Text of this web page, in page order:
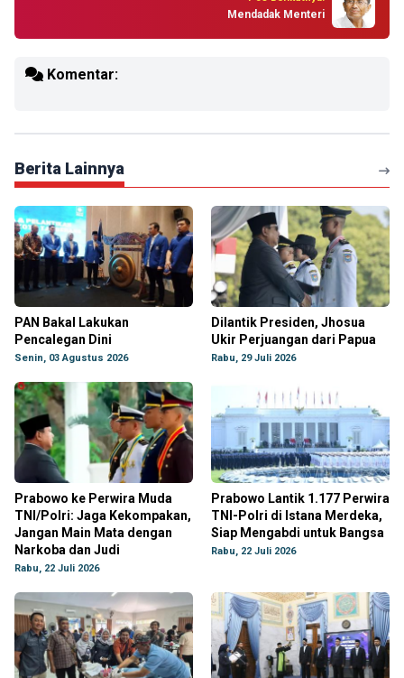
Mendadak Menteri
Komentar:
Berita Lainnya
PAN Bakal Lakukan
Pencalegan Dini
Senin, 03 Agustus 2026
Dilantik Presiden, Jhosua
Ukir Perjuangan dari Papua
Rabu, 29 Juli 2026
Prabowo ke Perwira Muda
TNI/Polri: Jaga Kekompakan,
Jangan Main Mata dengan
Narkoba dan Judi
Rabu, 22 Juli 2026
Prabowo Lantik 1.177 Perwira
TNI-Polri di Istana Merdeka,
Siap Mengabdi untuk Bangsa
Rabu, 22 Juli 2026